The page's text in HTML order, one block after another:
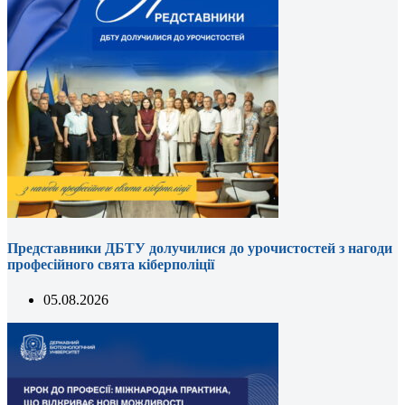
Представники ДБТУ долучилися до урочистостей з нагоди
професійного свята кіберполіції
05.08.2026